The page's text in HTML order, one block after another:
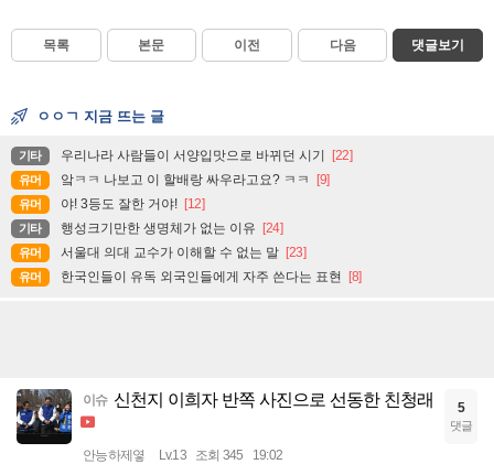
목록 본문 이전 다음 댓글보기
ㅇㅇㄱ 지금 뜨는 글
기타 우리나라 사람들이 서양입맛으로 바뀌던 시기 [22]
유머 앜ㅋㅋ 나보고 이 할배랑 싸우라고요? ㅋㅋ [9]
유머 야! 3등도 잘한 거야! [12]
기타 행성크기만한 생명체가 없는 이유 [24]
유머 서울대 의대 교수가 이해할 수 없는 말 [23]
유머 한국인들이 유독 외국인들에게 자주 쓴다는 표현 [8]
이슈 신천지 이희자 반쪽 사진으로 선동한 친청래
안능하제옇 Lv.13 조회 345 19:02
5
댓글